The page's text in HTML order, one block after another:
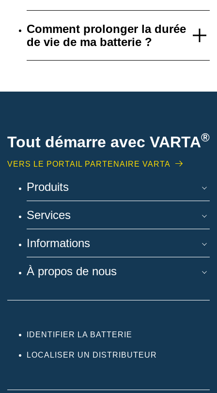
Comment prolonger la durée
de vie de ma batterie ?
Tout démarre avec VARTA®
VERS LE PORTAIL PARTENAIRE VARTA
Produits
Services
Informations
À propos de nous
IDENTIFIER LA BATTERIE
LOCALISER UN DISTRIBUTEUR